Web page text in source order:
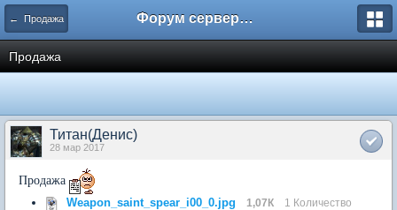
← Продажа Форум сервера www.L2Nezabudka.ru
Продажа
Титан(Денис)
28 мар 2017
Продажа
Weapon_saint_spear_i00_0.jpg
1,07К
1 Количество